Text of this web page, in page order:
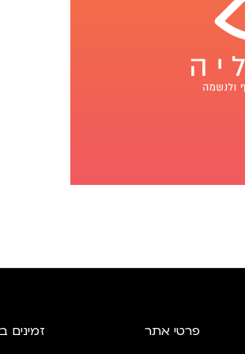
פרטי אתר זמינים